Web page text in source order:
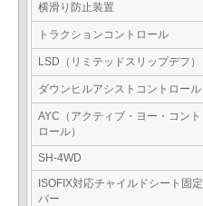
横滑り防止装置
トラクションコントロール
LSD（リミテッドスリップデフ）
ダウンヒルアシストコントロール
AYC（アクティブ・ヨー・コント
ロール）
SH-4WD
ISOFIX対応チャイルドシート固定
バー